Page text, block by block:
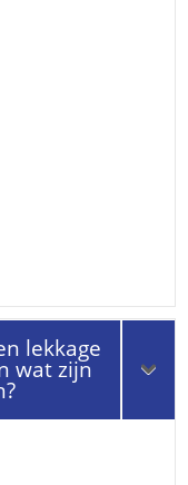
lekkage
wat zijn